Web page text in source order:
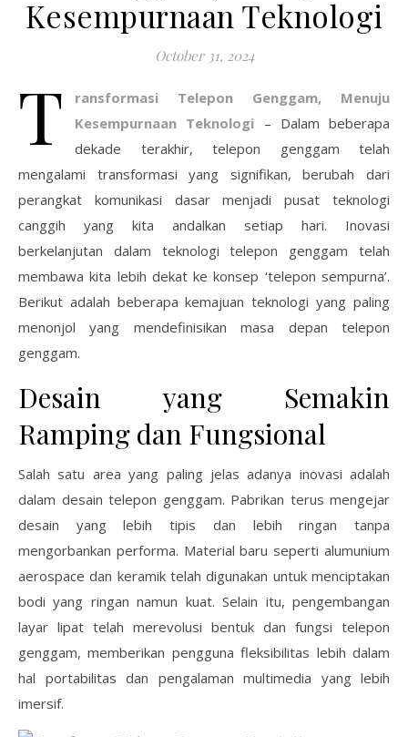
Kesempurnaan Teknologi
October 31, 2024
T
ransformasi Telepon Genggam, Menuju
Kesempurnaan Teknologi – Dalam beberapa
dekade terakhir, telepon genggam telah
mengalami transformasi yang signifikan, berubah dari
perangkat komunikasi dasar menjadi pusat teknologi
canggih yang kita andalkan setiap hari. Inovasi
berkelanjutan dalam teknologi telepon genggam telah
membawa kita lebih dekat ke konsep ‘telepon sempurna’.
Berikut adalah beberapa kemajuan teknologi yang paling
menonjol yang mendefinisikan masa depan telepon
genggam.
Desain yang Semakin
Ramping dan Fungsional
Salah satu area yang paling jelas adanya inovasi adalah
dalam desain telepon genggam. Pabrikan terus mengejar
desain yang lebih tipis dan lebih ringan tanpa
mengorbankan performa. Material baru seperti alumunium
aerospace dan keramik telah digunakan untuk menciptakan
bodi yang ringan namun kuat. Selain itu, pengembangan
layar lipat telah merevolusi bentuk dan fungsi telepon
genggam, memberikan pengguna fleksibilitas lebih dalam
hal portabilitas dan pengalaman multimedia yang lebih
imersif.